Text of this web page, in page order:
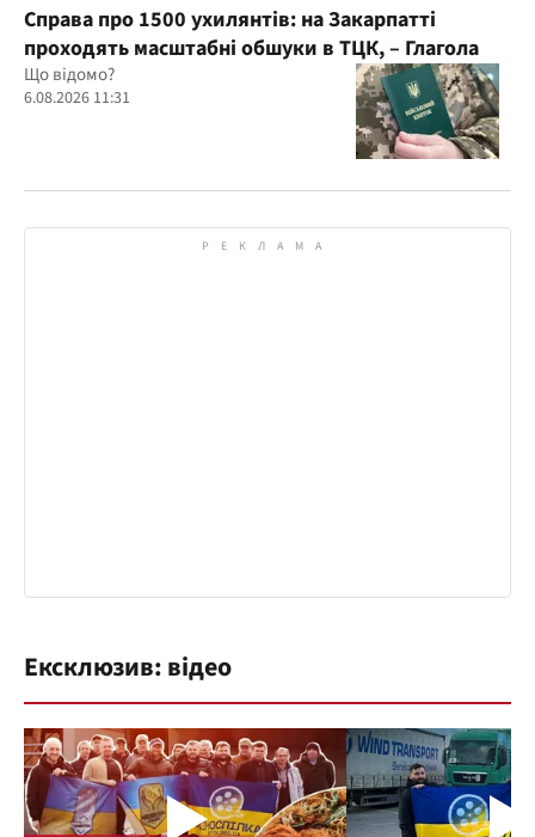
Справа про 1500 ухилянтів: на Закарпатті
проходять масштабні обшуки в ТЦК, – Глагола
Що відомо?
6.08.2026 11:31
Ексклюзив: відео